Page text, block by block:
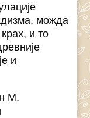
можда
и то
и
М.